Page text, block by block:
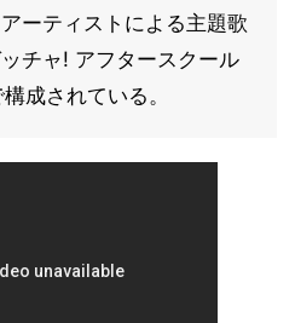
ーティストによる主題歌
チャ! アフタースクール
成されている。